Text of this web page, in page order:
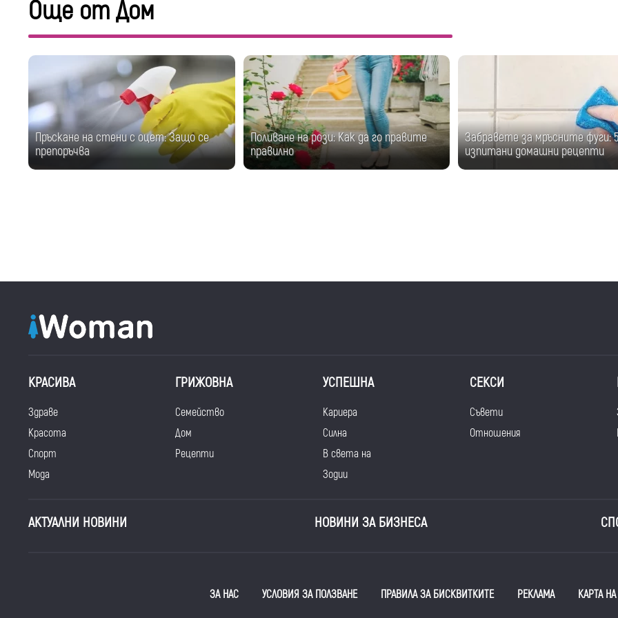
Още от Дом
Пръскане на стени с оцет: Защо се
препоръчва
Поливане на рози: Как да го правите
правилно
Забравете за мръсните фуги:
изпитани домашни рецепти
КРАСИВА
Здраве
Красота
Спорт
Мода
ГРИЖОВНА
Семейство
Дом
Рецепти
УСПЕШНА
Кариера
Силна
В света на
Зодии
СЕКСИ
Съвети
Отношения
АКТУАЛНИ НОВИНИ НОВИНИ ЗА БИЗНЕСА
ЗА НАС УСЛОВИЯ ЗА ПОЛЗВАНЕ ПРАВИЛА ЗА БИСКВИТКИТЕ РЕКЛАМА КАРТА